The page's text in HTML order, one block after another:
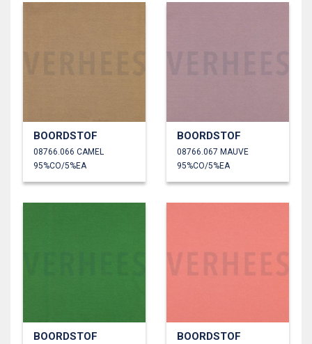
BOORDSTOF
08766.066 CAMEL
95%CO/5%EA
BOORDSTOF
08766.067 MAUVE
95%CO/5%EA
BOORDSTOF BOORDSTOF